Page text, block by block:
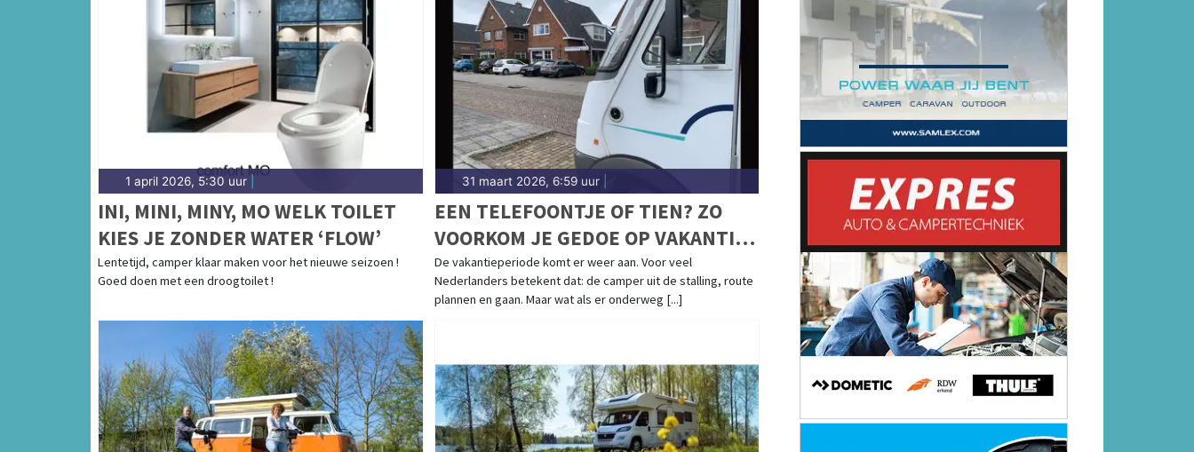
1 april 2026, 5:30 uur
INI, MINI, MINY, MO WELK TOILET
KIES JE ZONDER WATER ‘FLOW’
Lentetijd, camper klaar maken voor het nieuwe seizoen !
Goed doen met een droogtoilet !
31 maart 2026, 6:59 uur|
EEN TELEFOONTJE OF TIEN? ZO
VOORKOM JE GEDOE OP VAKANTIE
MET JE CAMPER
De vakantieperiode komt er weer aan. Voor veel
Nederlanders betekent dat: de camper uit de stalling, route
plannen en gaan. Maar wat als er onderweg [...]